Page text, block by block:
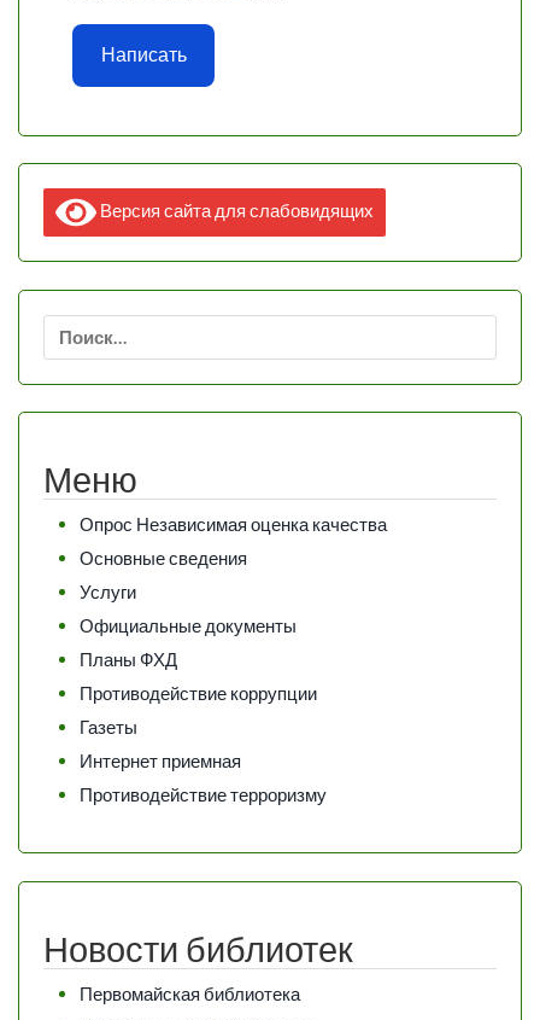
Написать
Версия сайта для слабовидящих
Меню
Опрос Независимая оценка качества
Основные сведения
Услуги
Официальные документы
Планы ФХД
Противодействие коррупции
Газеты
Интернет приемная
Противодействие терроризму
Новости библиотек
Первомайская библиотека